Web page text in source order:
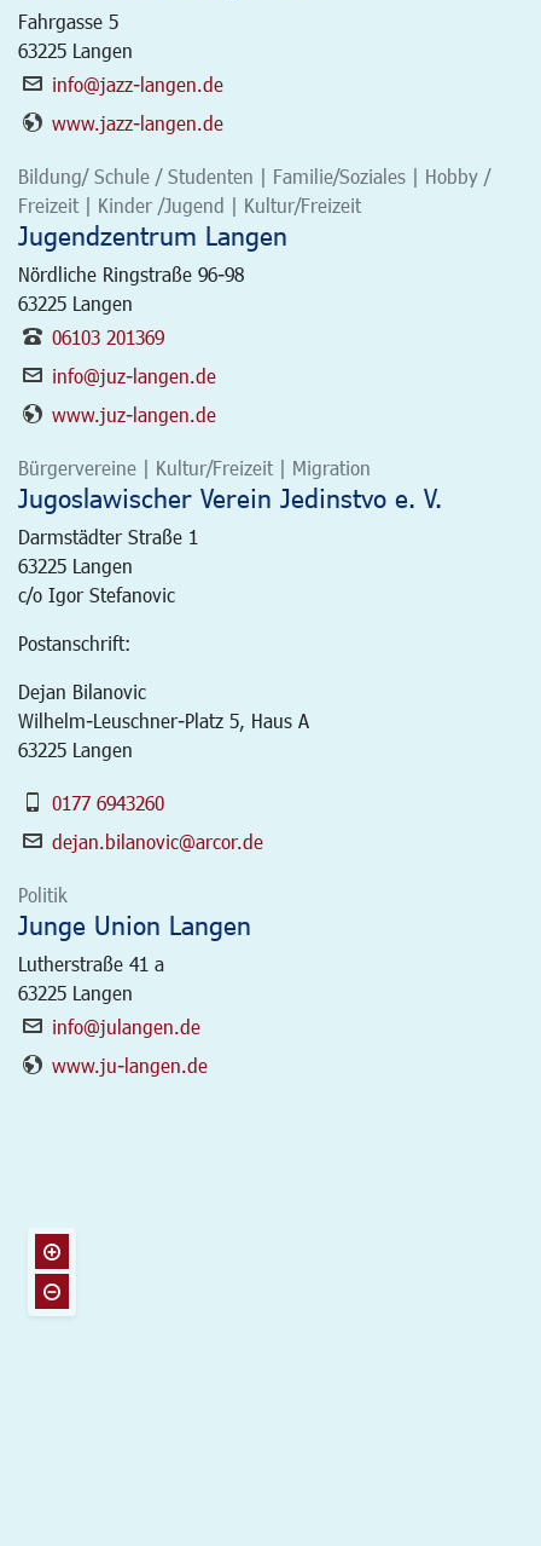
Fahrgasse 5
63225 Langen
info@jazz-langen.de
www.jazz-langen.de
Bildung/ Schule / Studenten | Familie/Soziales | Hobby /
Freizeit | Kinder /Jugend | Kultur/Freizeit
Jugendzentrum Langen
Nördliche Ringstraße 96-98
63225 Langen
06103 201369
info@juz-langen.de
www.juz-langen.de
Bürgervereine | Kultur/Freizeit | Migration
Jugoslawischer Verein Jedinstvo e. V.
Darmstädter Straße 1
63225 Langen
c/o Igor Stefanovic
Postanschrift:
Dejan Bilanovic
Wilhelm-Leuschner-Platz 5, Haus A
63225 Langen
0177 6943260
dejan.bilanovic@arcor.de
Politik
Junge Union Langen
Lutherstraße 41 a
63225 Langen
info@julangen.de
www.ju-langen.de